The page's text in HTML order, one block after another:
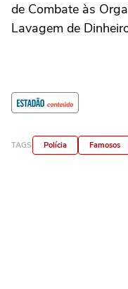
de Combate às
Lavagem de
TAGS Polícia Famosos